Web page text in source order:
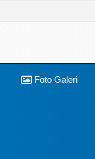
Foto Galeri